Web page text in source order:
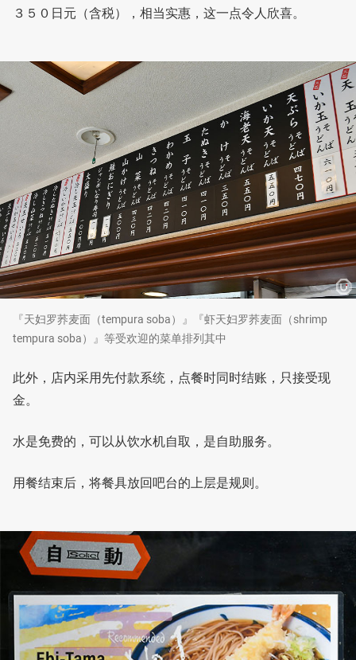
３５０日元（含税），相当实惠，这一点令人欣喜。
『天妇罗荞麦面（tempura soba）』『虾天妇罗荞麦面（shrimp
tempura soba）』等受欢迎的菜单排列其中
此外，店内采用先付款系统，点餐时同时结账，只接受现
金。
水是免费的，可以从饮水机自取，是自助服务。
用餐结束后，将餐具放回吧台的上层是规则。